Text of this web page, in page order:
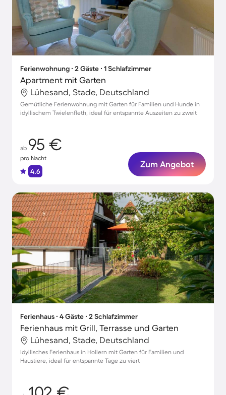
Ferienwohnung ∙ 2 Gäste ∙ 1 Schlafzimmer
Apartment mit Garten
Lühesand, Stade, Deutschland
Gemütliche Ferienwohnung mit Garten für Familien und Hunde in
idyllischem Twielenfleth, ideal für entspannte Auszeiten zu zweit
ab 95 €
pro Nacht
4.6
Zum Angebot
Ferienhaus ∙ 4 Gäste ∙ 2 Schlafzimmer
Ferienhaus mit Grill, Terrasse und Garten
Lühesand, Stade, Deutschland
Idyllisches Ferienhaus in Hollern mit Garten für Familien und
Haustiere, ideal für entspannte Tage zu viert